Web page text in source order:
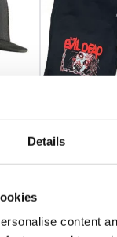
Details
content
Pallbearer
Evil Dead
£34.95